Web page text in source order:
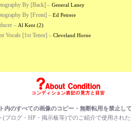
By [Back] – General Laney
By [Front] – Ed Petrere
– Al Kent (2)
Vocals [1st Tenor] – Cleveland Horne
内のすべての画像のコピー・無断転用を禁止して
(ブログ・HP・掲示板等)でのご紹介で使用され